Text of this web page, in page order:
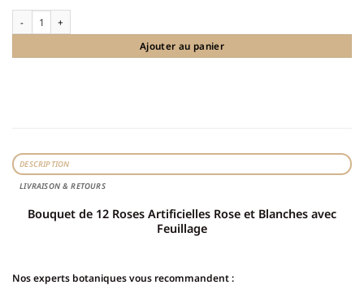
Ajouter au panier
DESCRIPTION
LIVRAISON & RETOURS
Bouquet de 12 Roses Artificielles Rose et Blanches avec
Feuillage
Nos experts botaniques vous recommandent :